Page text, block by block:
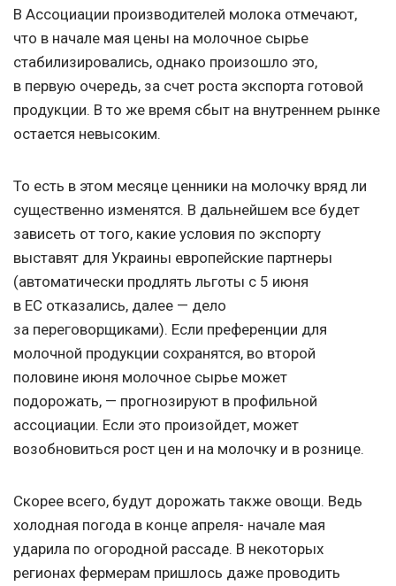
В Ассоциации производителей молока отмечают,
что в начале мая цены на молочное сырье
стабилизировались, однако произошло это,
в первую очередь, за счет роста экспорта готовой
продукции. В то же время сбыт на внутреннем рынке
остается невысоким.
То есть в этом месяце ценники на молочку вряд ли
существенно изменятся. В дальнейшем все будет
зависеть от того, какие условия по экспорту
выставят для Украины европейские партнеры
(автоматически продлять льготы с 5 июня
в ЕС отказались, далее — дело
за переговорщиками). Если преференции для
молочной продукции сохранятся, во второй
половине июня молочное сырье может
подорожать, — прогнозируют в профильной
ассоциации. Если это произойдет, может
возобновиться рост цен и на молочку и в рознице.
Скорее всего, будут дорожать также овощи. Ведь
холодная погода в конце апреля- начале мая
ударила по огородной рассаде. В некоторых
регионах фермерам пришлось даже проводить